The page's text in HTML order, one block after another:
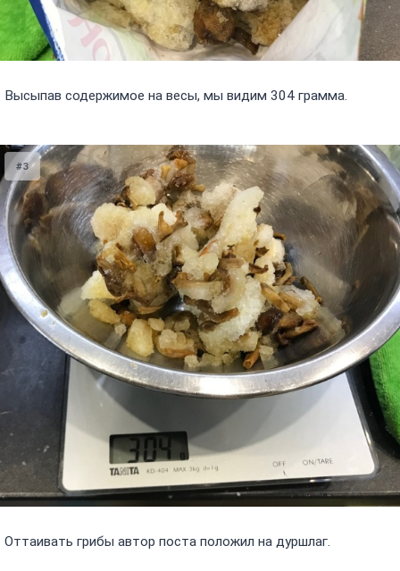
Высыпав содержимое на весы, мы видим 304 грамма.
#3
Оттаивать грибы автор поста положил на дуршлаг.